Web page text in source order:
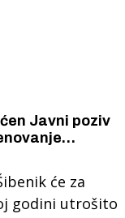
Javni poziv